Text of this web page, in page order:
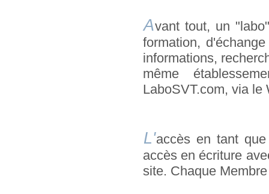
Avant tout, un
formation,
informations,
même
LaboSVT.com, via le
L'accès en tant
accès en écriture
site. Chaque